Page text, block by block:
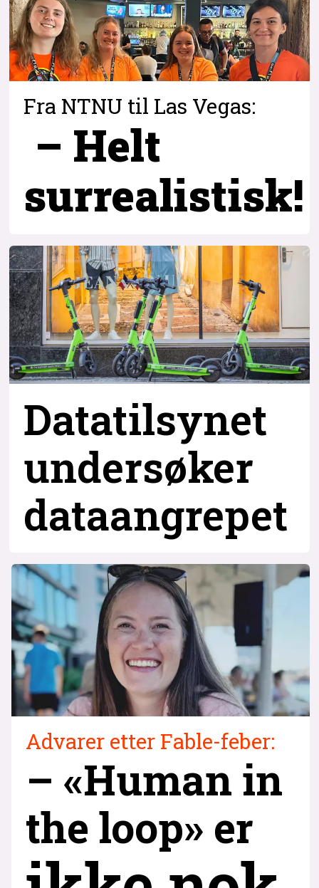
Fra NTNU til Las Vegas:
– Helt
surrealistisk!
Datatilsynet
undersøker
dataangrepet
Advarer etter Fable-feber:
– «Human in
the loop» er